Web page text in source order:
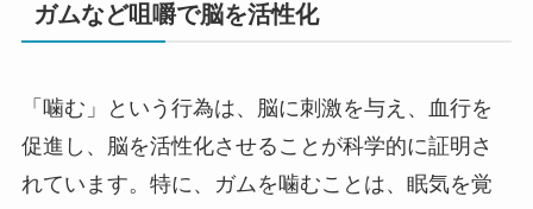
ガムなど咀嚼で脳を活性化
「噛む」という行為は、脳に刺激を与え、血行を
促進し、脳を活性化させることが科学的に証明さ
れています。特に、ガムを噛むことは、眠気を覚